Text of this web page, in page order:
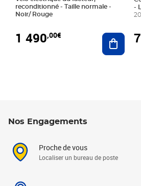
reconditionné - Taille normale -
Noir/ Rouge
1 490,00€
-
7
Nos Engagements
Proche de vous
Localiser un bureau de poste